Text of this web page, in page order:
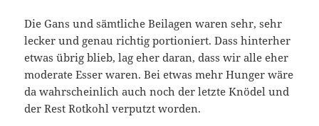
Die Gans und sämtliche Beilagen waren sehr, sehr
lecker und genau richtig portioniert. Dass hinterher
etwas übrig blieb, lag eher daran, dass wir alle eher
moderate Esser waren. Bei etwas mehr Hunger wäre
da wahrscheinlich auch noch der letzte Knödel und
der Rest Rotkohl verputzt worden.